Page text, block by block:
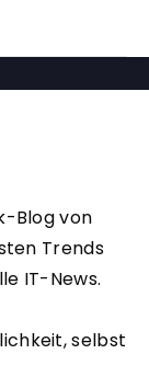
Blog von
Trends
IT-News.
selbst